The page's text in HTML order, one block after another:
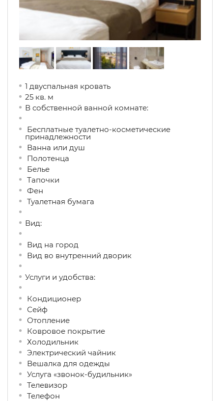
1 двуспальная кровать
25 кв. м
В собственной ванной комнате:
Бесплатные туалетно-косметические
принадлежности
Ванна или душ
Полотенца
Белье
Тапочки
Фен
Туалетная бумага
Вид:
Вид на город
Вид во внутренний дворик
Услуги и удобства: ​
Кондиционер
Сейф
Отопление
Ковровое покрытие
Холодильник
Электрический чайник
Вешалка для одежды
Услуга «звонок-будильник»
Телевизор
Телефон